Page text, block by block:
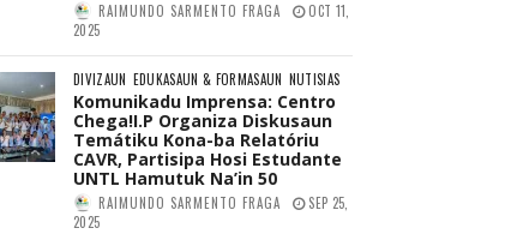
RAIMUNDO SARMENTO FRAGA
OCT 11,
2025
DIVIZAUN EDUKASAUN & FORMASAUN NUTISIAS
Komunikadu Imprensa: Centro
Chega!I.P Organiza Diskusaun
Temátiku Kona-ba Relatóriu
CAVR, Partisipa Hosi Estudante
UNTL Hamutuk Na’in 50
RAIMUNDO SARMENTO FRAGA
SEP 25,
2025